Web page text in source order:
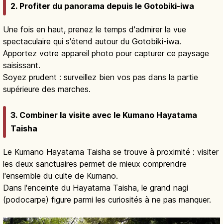
2. Profiter du panorama depuis le Gotobiki-iwa
Une fois en haut, prenez le temps d'admirer la vue
spectaculaire qui s'étend autour du Gotobiki-iwa.
Apportez votre appareil photo pour capturer ce paysage
saisissant.
Soyez prudent : surveillez bien vos pas dans la partie
supérieure des marches.
3. Combiner la visite avec le Kumano Hayatama
Taisha
Le Kumano Hayatama Taisha se trouve à proximité : visiter
les deux sanctuaires permet de mieux comprendre
l'ensemble du culte de Kumano.
Dans l'enceinte du Hayatama Taisha, le grand nagi
(podocarpe) figure parmi les curiosités à ne pas manquer.